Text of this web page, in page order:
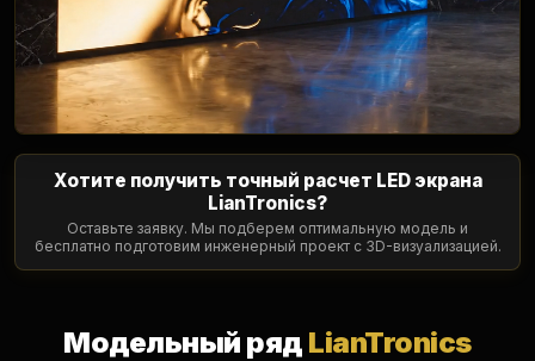
Хотите получить точный расчет LED экрана
LianTronics?
Оставьте заявку. Мы подберем оптимальную модель и
бесплатно подготовим инженерный проект с 3D-визуализацией.
Модельный ряд LianTronics